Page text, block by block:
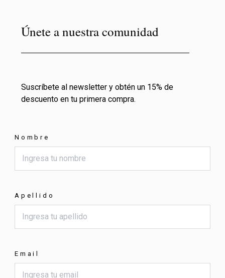
Únete a nuestra comunidad
Suscríbete al newsletter y obtén un 15% de
descuento en tu primera compra.
Nombre
Apellido
Email